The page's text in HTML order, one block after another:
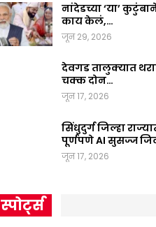
नांदेडच्या ‘या’
काय केलं,…
जून 29, 2026
देवगड तालुक्यात
चक्क दोन…
जून 17, 2026
सिंधुदुर्ग जिल्हा
पूर्णपणे AI सुसज्ज
जून 17, 2026
स्पोर्ट्स